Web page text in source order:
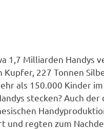
1,7 Milliarden Handys
227 Tonnen
als 150.000 Kinder
stecken? Auch
und regten zum